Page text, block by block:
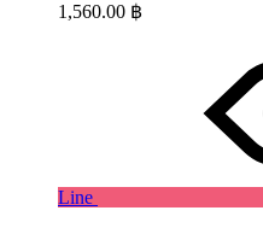
1,560.00 ฿
Line